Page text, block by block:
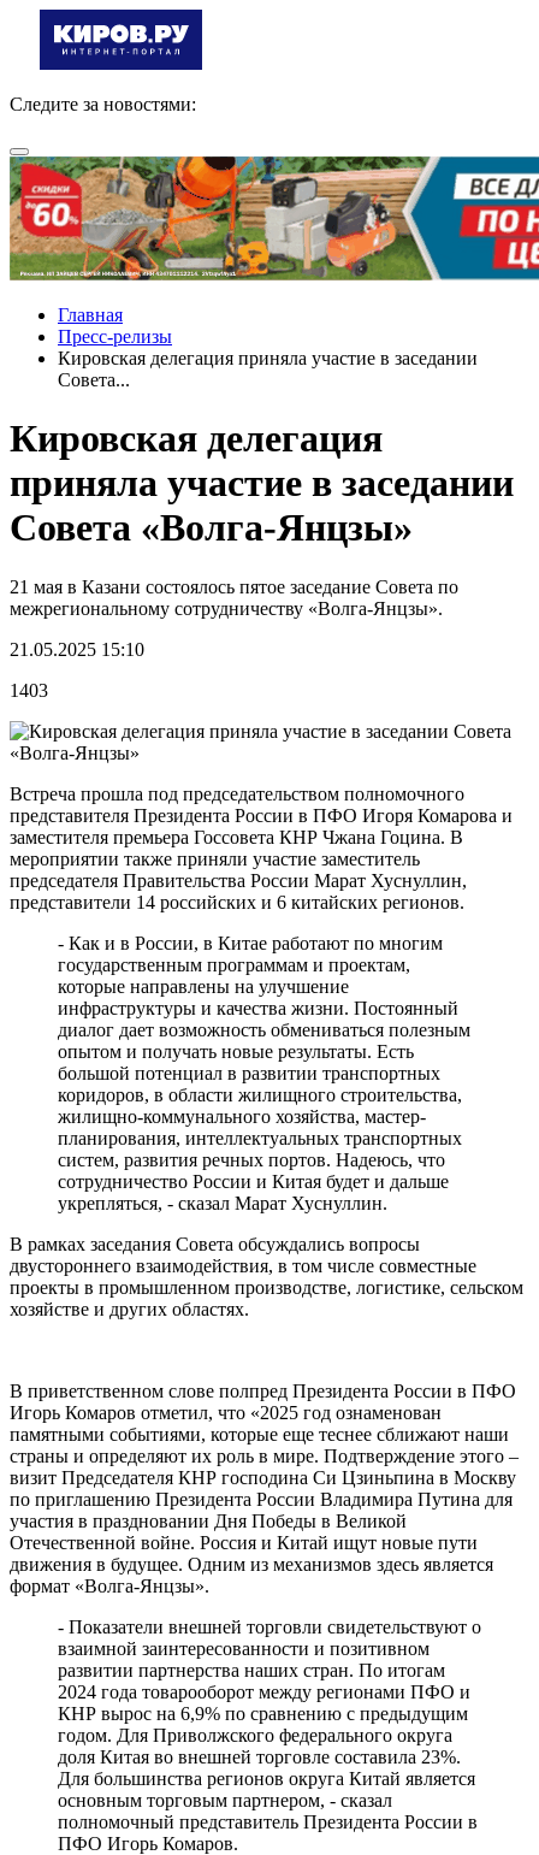
Следите за новостями:
Главная
Пресс-релизы
Кировская делегация приняла участие в заседании
Совета...
Кировская делегация
приняла участие в заседании
Совета «Волга-Янцзы»
21 мая в Казани состоялось пятое заседание Совета по
межрегиональному сотрудничеству «Волга-Янцзы».
21.05.2025 15:10
1403
Встреча прошла под председательством полномочного
представителя Президента России в ПФО Игоря Комарова и
заместителя премьера Госсовета КНР Чжана Гоцина. В
мероприятии также приняли участие заместитель
председателя Правительства России Марат Хуснуллин,
представители 14 российских и 6 китайских регионов.
- Как и в России, в Китае работают по многим
государственным программам и проектам,
которые направлены на улучшение
инфраструктуры и качества жизни. Постоянный
диалог дает возможность обмениваться полезным
опытом и получать новые результаты. Есть
большой потенциал в развитии транспортных
коридоров, в области жилищного строительства,
жилищно-коммунального хозяйства, мастер-
планирования, интеллектуальных транспортных
систем, развития речных портов. Надеюсь, что
сотрудничество России и Китая будет и дальше
укрепляться, - сказал Марат Хуснуллин.
В рамках заседания Совета обсуждались вопросы
двустороннего взаимодействия, в том числе совместные
проекты в промышленном производстве, логистике, сельском
хозяйстве и других областях.
В приветственном слове полпред Президента России в ПФО
Игорь Комаров отметил, что «2025 год ознаменован
памятными событиями, которые еще теснее сближают наши
страны и определяют их роль в мире. Подтверждение этого –
визит Председателя КНР господина Си Цзиньпина в Москву
по приглашению Президента России Владимира Путина для
участия в праздновании Дня Победы в Великой
Отечественной войне. Россия и Китай ищут новые пути
движения в будущее. Одним из механизмов здесь является
формат «Волга-Янцзы».
- Показатели внешней торговли свидетельствуют о
взаимной заинтересованности и позитивном
развитии партнерства наших стран. По итогам
2024 года товарооборот между регионами ПФО и
КНР вырос на 6,9% по сравнению с предыдущим
годом. Для Приволжского федерального округа
доля Китая во внешней торговле составила 23%.
Для большинства регионов округа Китай является
основным торговым партнером, - сказал
полномочный представитель Президента России в
ПФО Игорь Комаров.